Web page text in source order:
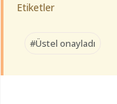
Etiketler
#Üstel onayladı